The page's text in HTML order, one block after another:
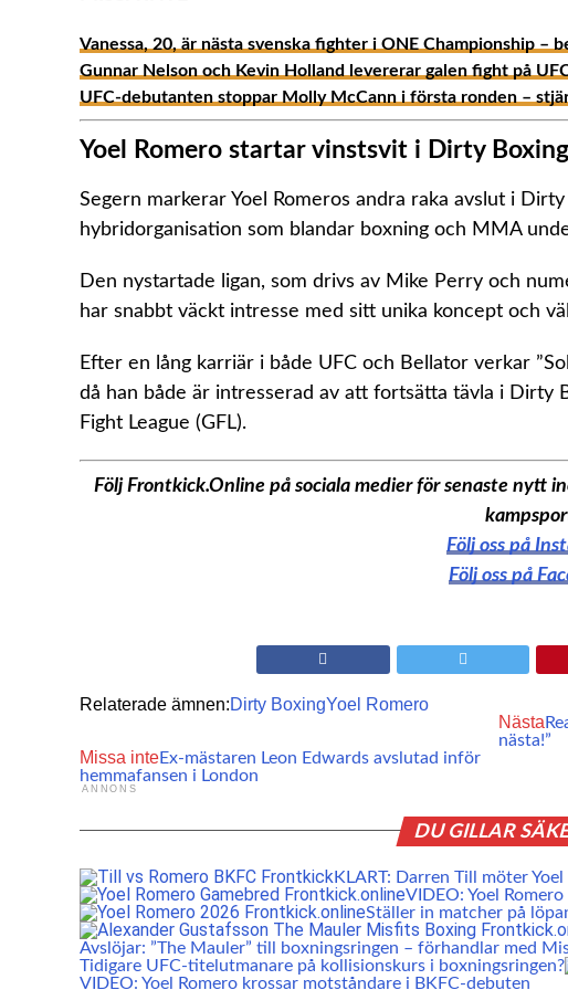
Vanessa, 20, är nästa svenska fighter i ONE Championship –
Gunnar Nelson och Kevin Holland levererar galen fight på
UFC-debutanten stoppar Molly McCann i första ronden –
Yoel Romero startar vinstsvit i Dirty
Segern markerar Yoel Romeros andra raka avslut i
hybridorganisation som blandar boxning och MMA
Den nystartade ligan, som drivs av Mike Perry och
har snabbt väckt intresse med sitt unika koncept och
Efter en lång karriär i både UFC och Bellator verkar
då han både är intresserad av att fortsätta tävla i Dirty
Fight League (GFL).
Följ Frontkick.Online på sociala medier för senaste nytt
Följ oss på
Följ oss på
Relaterade ämnen:Dirty BoxingYoel Romero
Nästa
nästa!”
Missa inteEx-mästaren Leon Edwards avslutad inför
hemmafansen i London
ANNONS
DU GILLAR
KLART: Darren Till möter
VIDEO: Yoel
Ställer in matcher på
Avslöjar: ”The Mauler” till boxningsringen – förhandlar med
Tidigare UFC-titelutmanare på kollisionskurs i boxningsringen?
VIDEO: Yoel Romero krossar motståndare i BKFC-debuten